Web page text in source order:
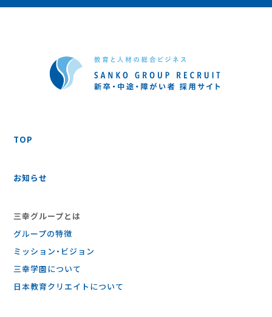
TOP
お知らせ
三幸グループとは
グループの特徴
ミッション・ビジョン
三幸学園について
日本教育クリエイトについて